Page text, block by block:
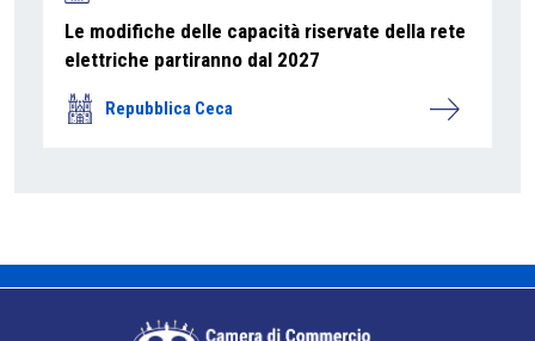
Le modifiche delle capacità riservate della rete
elettriche partiranno dal 2027
Repubblica Ceca